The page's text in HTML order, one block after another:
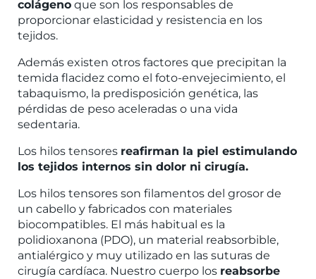
colágeno que son los responsables de
proporcionar elasticidad y resistencia en los
tejidos.
Además existen otros factores que precipitan la
temida flacidez como el foto-envejecimiento, el
tabaquismo, la predisposición genética, las
pérdidas de peso aceleradas o una vida
sedentaria.
Los hilos tensores reafirman la piel estimulando
los tejidos internos sin dolor ni cirugía.
Los hilos tensores son filamentos del grosor de
un cabello y fabricados con materiales
biocompatibles. El más habitual es la
polidioxanona (PDO), un material reabsorbible,
antialérgico y muy utilizado en las suturas de
cirugía cardíaca. Nuestro cuerpo los reabsorbe